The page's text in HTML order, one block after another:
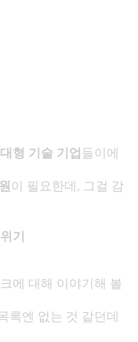
대형 기술 기업 들이에
이 필요한데, 그걸 감
기
에 대해 이야기해 볼
록엔 없는 것 같던데